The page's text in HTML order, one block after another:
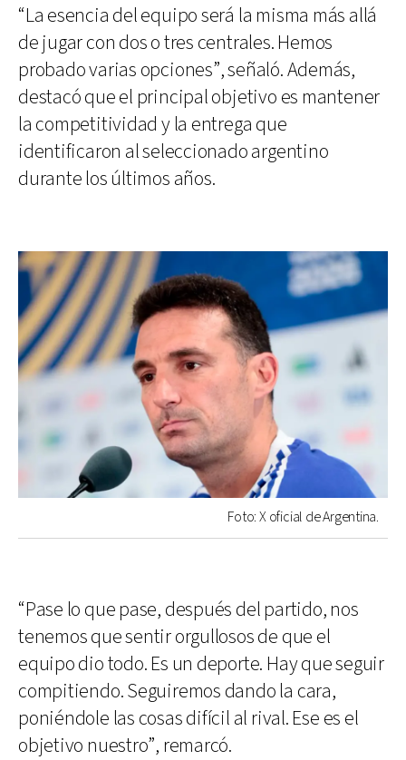
“La esencia del equipo será la misma más allá
de jugar con dos o tres centrales. Hemos
probado varias opciones”, señaló. Además,
destacó que el principal objetivo es mantener
la competitividad y la entrega que
identificaron al seleccionado argentino
durante los últimos años.
Foto: X oficial de Argentina.
“Pase lo que pase, después del partido, nos
tenemos que sentir orgullosos de que el
equipo dio todo. Es un deporte. Hay que seguir
compitiendo. Seguiremos dando la cara,
poniéndole las cosas difícil al rival. Ese es el
objetivo nuestro”, remarcó.